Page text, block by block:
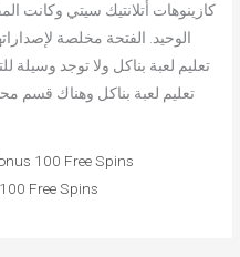
كازينوهات أتلانتيك سيتي وكانت
الوحيد. الفتحة مخلصة
تعليم لعبة بناكل ولا توجد وسيلة
تعليم لعبة بناكل وهناك قسم
100 Free Spins
Free Spins